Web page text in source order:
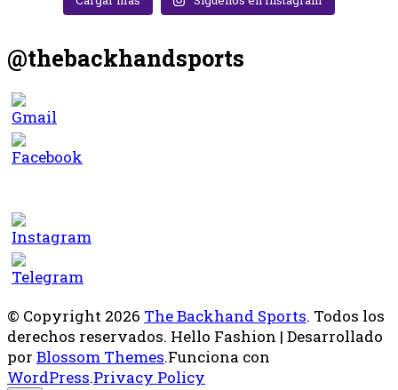
@thebackhandsports
© Copyright 2026 The Backhand Sports. Todos los
derechos reservados. Hello Fashion | Desarrollado
por Blossom Themes.Funciona con
WordPress.Privacy Policy